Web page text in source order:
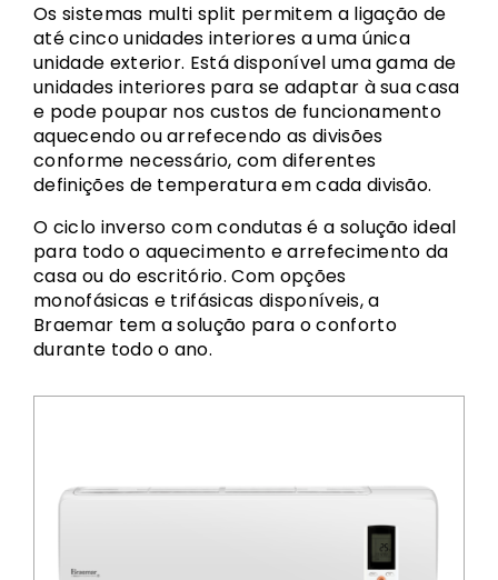
Os sistemas multi split permitem a ligação de
até cinco unidades interiores a uma única
unidade exterior. Está disponível uma gama de
unidades interiores para se adaptar à sua casa
e pode poupar nos custos de funcionamento
aquecendo ou arrefecendo as divisões
conforme necessário, com diferentes
definições de temperatura em cada divisão.
O ciclo inverso com condutas é a solução ideal
para todo o aquecimento e arrefecimento da
casa ou do escritório. Com opções
monofásicas e trifásicas disponíveis, a
Braemar tem a solução para o conforto
durante todo o ano.